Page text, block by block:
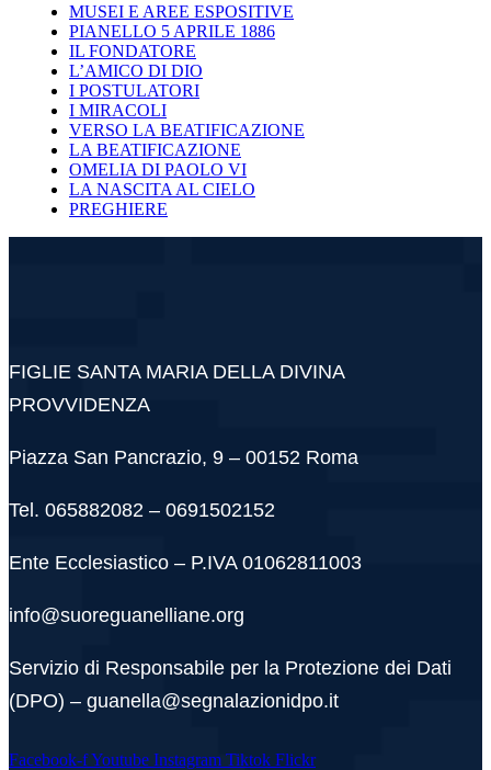
MUSEI E AREE ESPOSITIVE
PIANELLO 5 APRILE 1886
IL FONDATORE
L’AMICO DI DIO
I POSTULATORI
I MIRACOLI
VERSO LA BEATIFICAZIONE
LA BEATIFICAZIONE
OMELIA DI PAOLO VI
LA NASCITA AL CIELO
PREGHIERE
FIGLIE SANTA MARIA DELLA DIVINA
PROVVIDENZA
Piazza San Pancrazio, 9 – 00152 Roma
Tel. 065882082 – 0691502152
Ente Ecclesiastico – P.IVA 01062811003
info@suoreguanelliane.org
Servizio di Responsabile per la Protezione dei Dati
(DPO) – guanella@segnalazionidpo.it
Facebook-fYoutube Instagram Tiktok Flickr